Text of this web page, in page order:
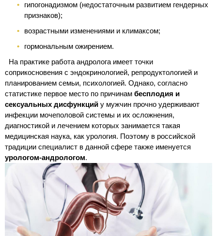
гипогонадизмом (недостаточным развитием гендерных
признаков);
возрастными изменениями и климаксом;
гормональным ожирением.
На практике работа андролога имеет точки
соприкосновения с эндокринологией, репродуктологией и
планированием семьи, психологией. Однако, согласно
статистике первое место по причинам бесплодия и
сексуальных дисфункций у мужчин прочно удерживают
инфекции мочеполовой системы и их осложнения,
диагностикой и лечением которых занимается такая
медицинская наука, как урология. Поэтому в российской
традиции специалист в данной сфере также именуется
урологом-андрологом.